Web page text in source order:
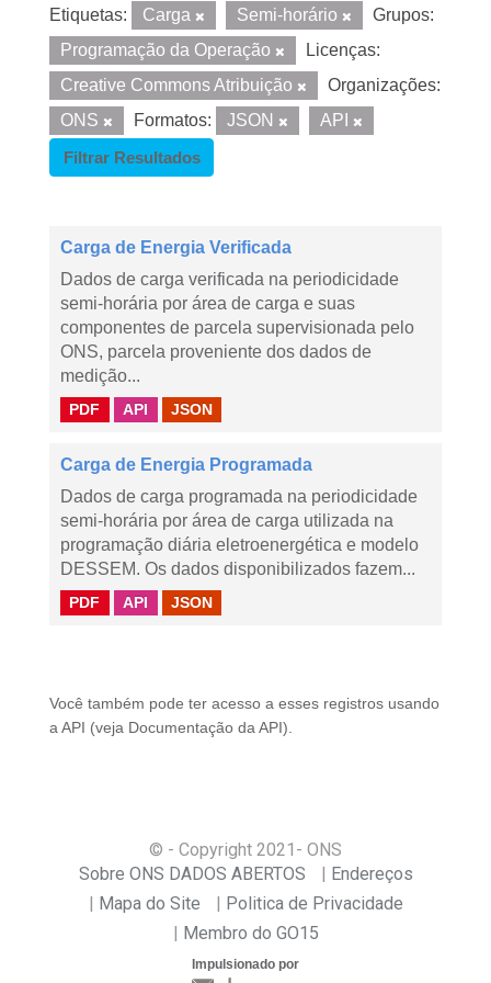
Etiquetas: Carga Semi-horário
Grupos:
Programação da Operação
Licenças:
Creative Commons Atribuição
Organizações:
ONS
Formatos: JSON
API
Filtrar Resultados
Carga de Energia Verificada
Dados de carga verificada na periodicidade
semi-horária por área de carga e suas
componentes de parcela supervisionada pelo
ONS, parcela proveniente dos dados de
medição...
PDF API JSON
Carga de Energia Programada
Dados de carga programada na periodicidade
semi-horária por área de carga utilizada na
programação diária eletroenergética e modelo
DESSEM. Os dados disponibilizados fazem...
PDF API JSON
Você também pode ter acesso a esses registros usando
a API (veja Documentação da API ).
© - Copyright 2021 - ONS
Sobre ONS DADOS ABERTOS
Endereços
Mapa do Site
Politica de Privacidade
Membro do GO15
Impulsionado por